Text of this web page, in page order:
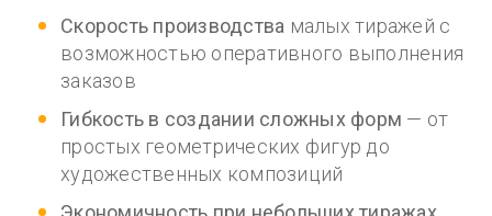
Скорость производства малых тиражей с
возможностью оперативного выполнения
заказов
Гибкость в создании сложных форм — от
простых геометрических фигур до
художественных композиций